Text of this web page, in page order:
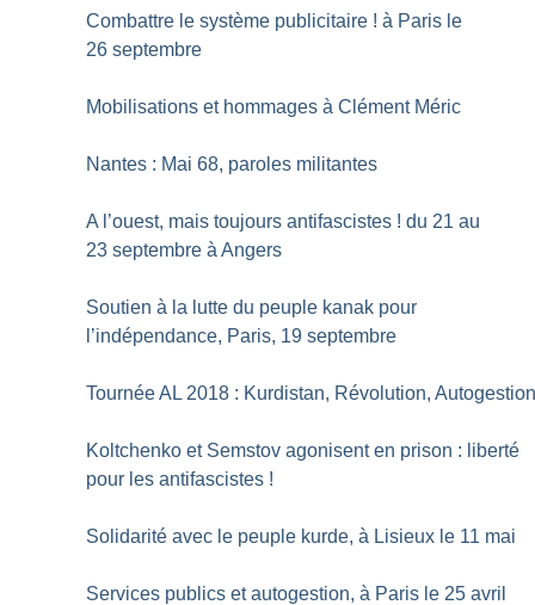
Combattre le système publicitaire ! à Paris le
26 septembre
Mobilisations et hommages à Clément Méric
Nantes : Mai 68, paroles militantes
A l’ouest, mais toujours antifascistes ! du 21 au
23 septembre à Angers
Soutien à la lutte du peuple kanak pour
l’indépendance, Paris, 19 septembre
Tournée AL 2018 : Kurdistan, Révolution,
Koltchenko et Semstov agonisent en prison : liberté
pour les antifascistes !
Solidarité avec le peuple kurde, à Lisieux le 11 mai
Services publics et autogestion, à Paris le 25 avril